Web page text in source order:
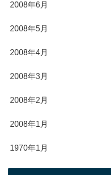
2008年6月
2008年5月
2008年4月
2008年3月
2008年2月
2008年1月
1970年1月